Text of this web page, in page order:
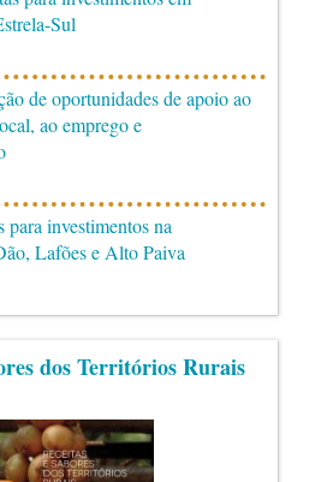
Sul
de oportunidades de apoio ao
ao emprego e
investimentos na
Lafões e Alto Paiva
dos Territórios Rurais